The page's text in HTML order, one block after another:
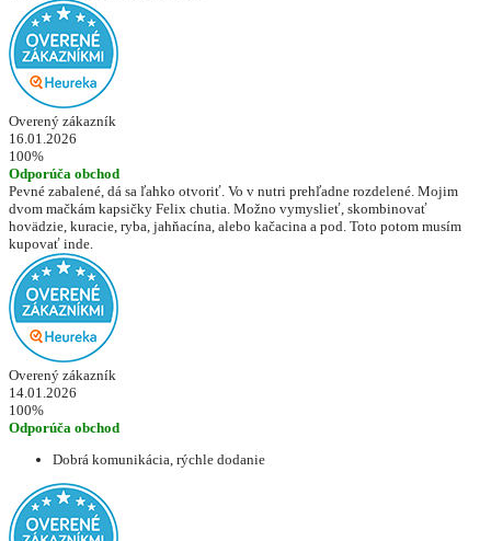
Overený zákazník
16.01.2026
100%
Odporúča obchod
Pevné zabalené, dá sa ľahko otvoriť. Vo v nutri prehľadne rozdelené. Mojim
dvom mačkám kapsičky Felix chutia. Možno vymyslieť, skombinovať
hovädzie, kuracie, ryba, jahňacína, alebo kačacina a pod. Toto potom musím
kupovať inde.
Overený zákazník
14.01.2026
100%
Odporúča obchod
Dobrá komunikácia, rýchle dodanie